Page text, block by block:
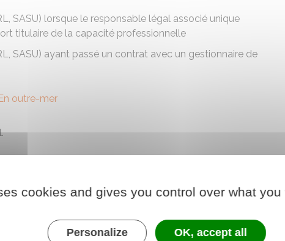
, SASU) lorsque le responsable légal associé unique
titulaire de la capacité professionnelle
, SASU) ayant passé un contrat avec un gestionnaire de
outre-mer
de l'aménagement et du logement (Dreal)
le formulaire (714.4 KB)
cookies and gives you control over what
Personalize OK, accept all